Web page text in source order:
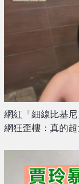
網紅「細線比基
網狂歪樓：真的超